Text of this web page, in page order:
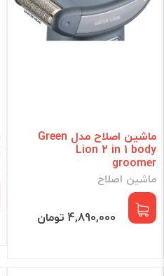
ماشین اصلاح مدل Green
Lion 2 in 1 body
groomer
ماشین اصلاح
4,890,000 تومان